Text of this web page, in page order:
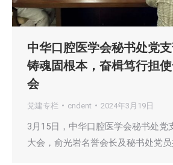
中华口腔医学会秘书处党
铸魂固根本，奋楫笃行担
会
党建专栏 cndent 2024年3月19日
3月15日，中华口腔医学会秘书处党
大会，俞光岩名誉会长及秘书处党